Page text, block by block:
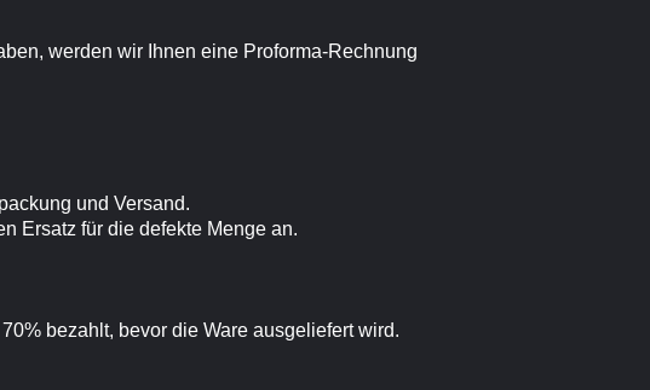
werden wir Ihnen eine Proforma-Rechnung
und Versand.
Ersatz für die defekte Menge an.
bezahlt, bevor die Ware ausgeliefert wird.